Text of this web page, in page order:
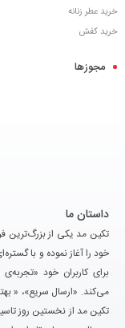
خرید عطر زنانه
خرید کفش
مجوزها
داستان ما
خود را آغاز نموده و با
برای کاربران خود
می‌کند. «ارسال سریع»، «
تکین مد از نخستین روز